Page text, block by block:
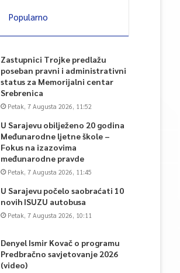
Popularno
Zastupnici Trojke predlažu
poseban pravni i administrativni
status za Memorijalni centar
Srebrenica
Petak, 7 Augusta 2026, 11:52
U Sarajevu obilježeno 20 godina
Međunarodne ljetne škole –
Fokus na izazovima
međunarodne pravde
Petak, 7 Augusta 2026, 11:45
U Sarajevu počelo saobraćati 10
novih ISUZU autobusa
Petak, 7 Augusta 2026, 10:11
Denyel Ismir Kovač o programu
Predbračno savjetovanje 2026
(video)